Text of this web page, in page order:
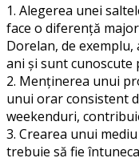
1. Alegerea unei
face o diferență
Dorelan, de
ani și sunt
2. Menținerea unui
unui orar consistent
weekenduri,
3. Crearea unui
trebuie să fie